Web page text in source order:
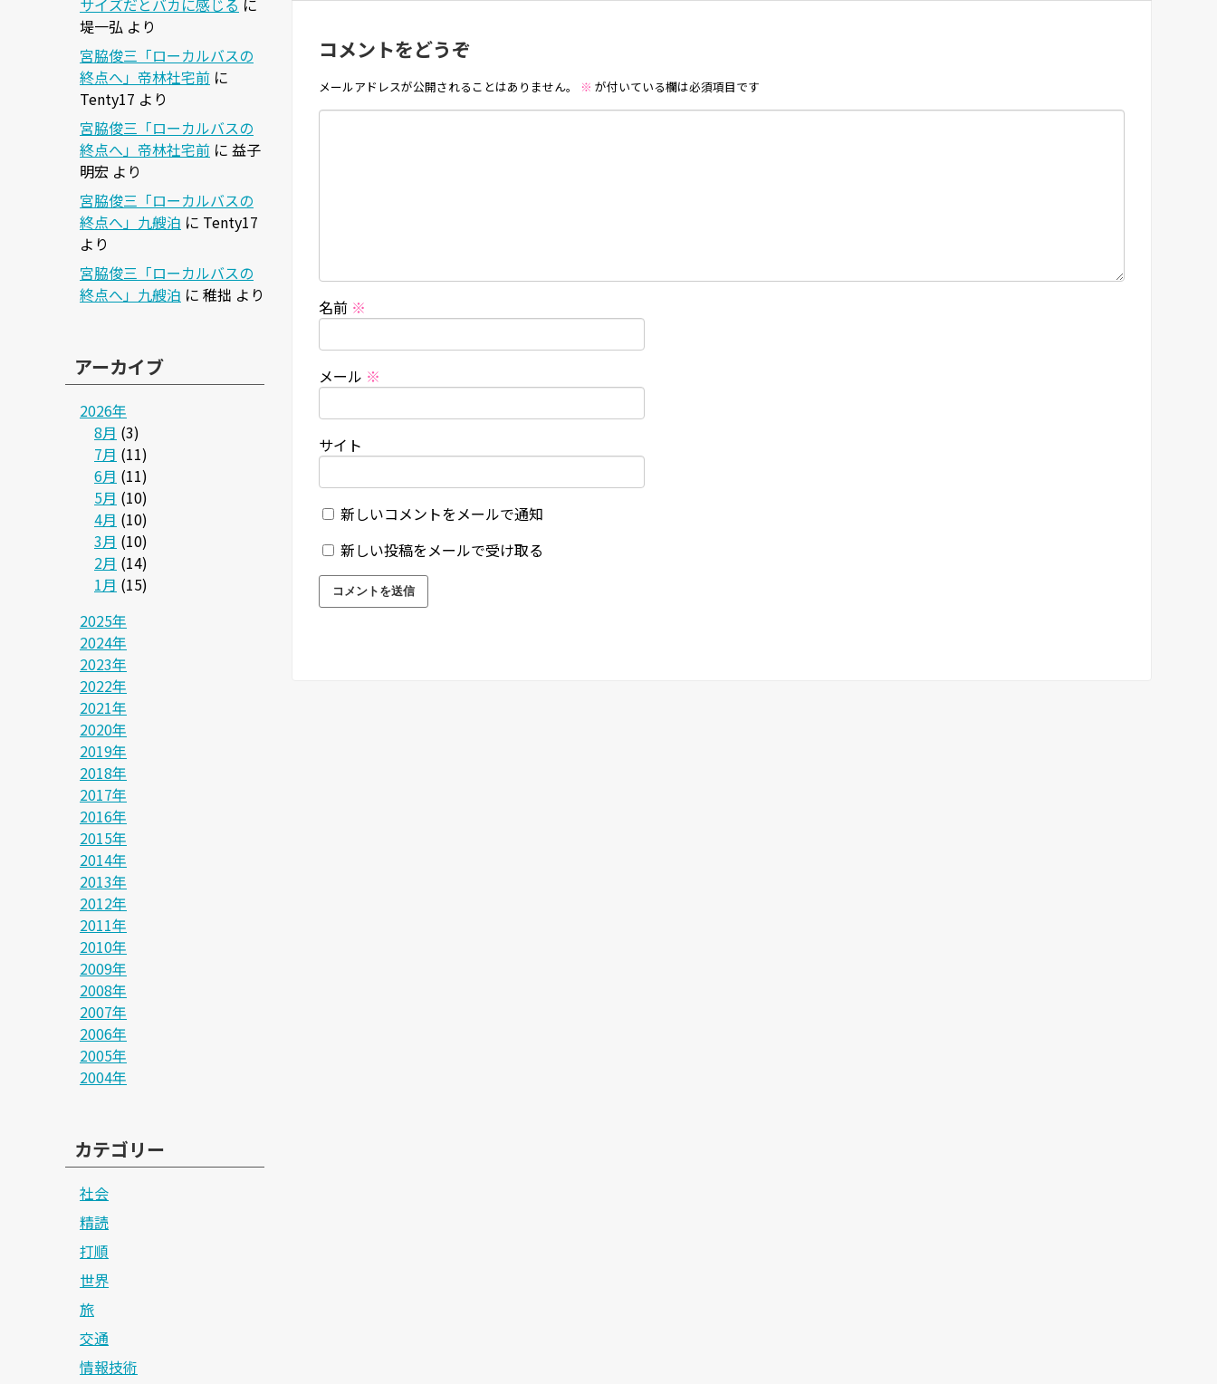
コメントをどうぞ
メールアドレスが公開されることはありません。 ※ が付いている欄は必須項目です
名前 ※
メール ※
サイト
新しいコメントをメールで通知
新しい投稿をメールで受け取る
サイズだとバカに感じる に
堤一弘 より
宮脇俊三「ローカルバスの
終点へ」帝林社宅前 に
Tenty17 より
宮脇俊三「ローカルバスの
終点へ」帝林社宅前 に 益子
明宏 より
宮脇俊三「ローカルバスの
終点へ」九艘泊 に Tenty17
より
宮脇俊三「ローカルバスの
終点へ」九艘泊 に 稚拙 より
アーカイブ
2026年
8月 (3)
7月 (11)
6月 (11)
5月 (10)
4月 (10)
3月 (10)
2月 (14)
1月 (15)
2025年
2024年
2023年
2022年
2021年
2020年
2019年
2018年
2017年
2016年
2015年
2014年
2013年
2012年
2011年
2010年
2009年
2008年
2007年
2006年
2005年
2004年
カテゴリー
社会
精読
打順
世界
旅
交通
情報技術